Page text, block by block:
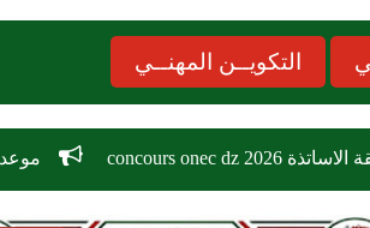
التكويــن المهنــي
موعد الدخول المدرسي 2026-2027